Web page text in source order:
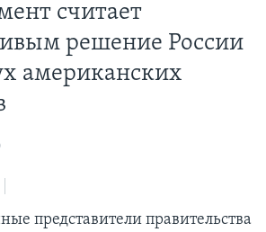
считает
решение России
американских
представители правительства